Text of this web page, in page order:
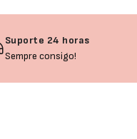
Suporte 24 horas
Sempre consigo!